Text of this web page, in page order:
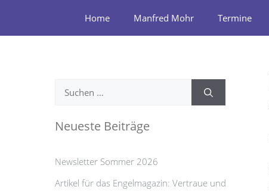
Home Manfred Mohr Termine
Suchen
Neueste Beiträge
Newsletter Sommer 2026
Artikel für das Engelmagazin: Vertraue und